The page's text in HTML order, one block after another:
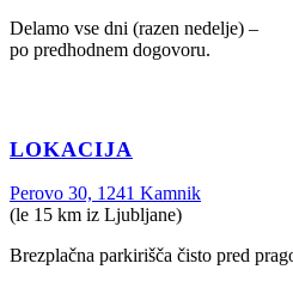
Delamo vse dni (razen nedelje) –
po predhodnem dogovoru.
LOKACIJA
Perovo 30, 1241 Kamnik
(le 15 km iz Ljubljane)
Brezplačna parkirišča čisto pred